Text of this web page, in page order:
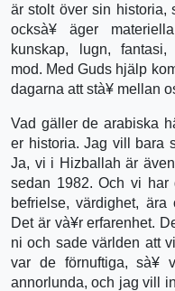
är stolt över sin historia,
ocksà¥ äger
kunskap, lugn, fantasi,
mod. Med Guds hjälp
dagarna att stà¥ mellan
Vad gäller de arabiska
er historia. Jag vill bara
Ja, vi i Hizballah är
sedan 1982. Och vi har
befrielse, värdighet,
Det är và¥r erfarenhet.
ni och sade världen att
var de förnuftiga, sà¥
annorlunda, och jag vill